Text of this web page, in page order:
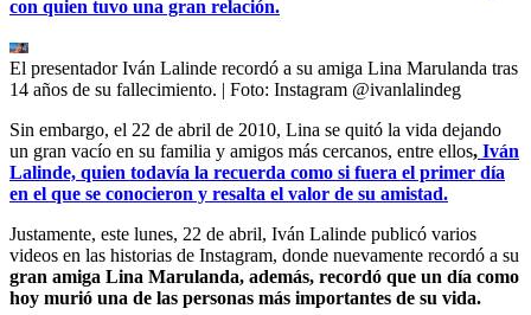
con quien tuvo una gran relación.
El presentador Iván Lalinde recordó a su amiga Lina Marulanda tras
14 años de su fallecimiento. | Foto: Instagram @ivanlalindeg
Sin embargo, el 22 de abril de 2010, Lina se quitó la vida dejando
un gran vacío en su familia y amigos más cercanos, entre ellos, Iván
Lalinde, quien todavía la recuerda como si fuera el primer día
en el que se conocieron y resalta el valor de su amistad.
Justamente, este lunes, 22 de abril, Iván Lalinde publicó varios
videos en las historias de Instagram, donde nuevamente recordó a su
gran amiga Lina Marulanda, además, recordó que un día como
hoy murió una de las personas más importantes de su vida.